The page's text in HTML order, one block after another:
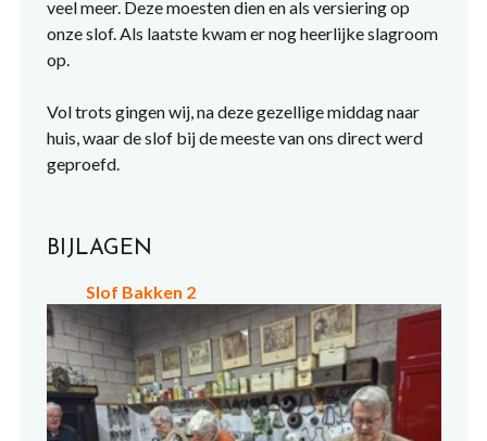
veel meer. Deze moesten dien en als versiering op
onze slof. Als laatste kwam er nog heerlijke slagroom
op.
Vol trots gingen wij, na deze gezellige middag naar
huis, waar de slof bij de meeste van ons direct werd
geproefd.
BIJLAGEN
Slof Bakken 2